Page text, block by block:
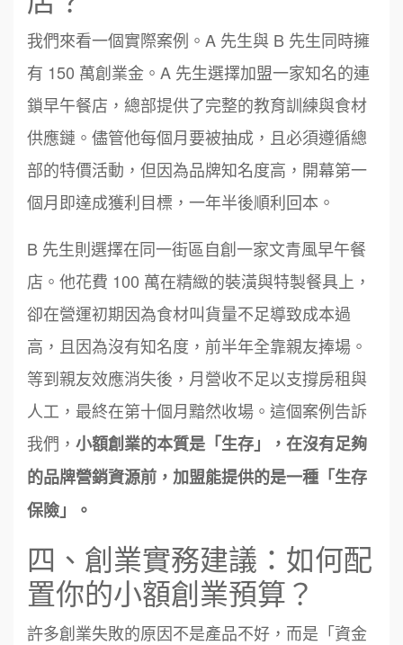
我們來看一個實際案例。A 先生與 B 先生同時擁
有 150 萬創業金。A 先生選擇加盟一家知名的連
鎖早午餐店，總部提供了完整的教育訓練與食材
供應鏈。儘管他每個月要被抽成，且必須遵循總
部的特價活動，但因為品牌知名度高，開幕第一
個月即達成獲利目標，一年半後順利回本。
B 先生則選擇在同一街區自創一家文青風早午餐
店。他花費 100 萬在精緻的裝潢與特製餐具上，
卻在營運初期因為食材叫貨量不足導致成本過
高，且因為沒有知名度，前半年全靠親友捧場。
等到親友效應消失後，月營收不足以支撐房租與
人工，最終在第十個月黯然收場。這個案例告訴
我們， 小額創業的本質是「生存」，在沒有足夠
的品牌營銷資源前，加盟能提供的是一種「生存
保險」。
四、創業實務建議：如何配
置你的小額創業預算？
許多創業失敗的原因不是產品不好，而是「資金